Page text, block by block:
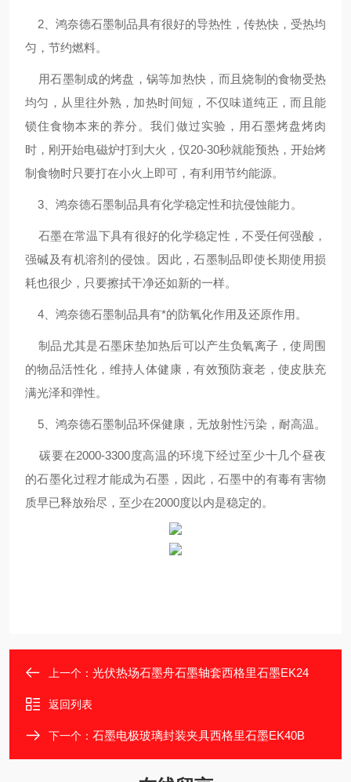
2、鸿奈德石墨制品具有很好的导热性，传热快，受热均
匀，节约燃料。
用石墨制成的烤盘，锅等加热快，而且烧制的食物受热
均匀，从里往外熟，加热时间短，不仅味道纯正，而且能
锁住食物本来的养分。我们做过实验，用石墨烤盘烤肉
时，刚开始电磁炉打到大火，仅20-30秒就能预热，开始烤
制食物时只要打在小火上即可，有利用节约能源。
3、鸿奈德石墨制品具有化学稳定性和抗侵蚀能力。
石墨在常温下具有很好的化学稳定性，不受任何强酸，
强碱及有机溶剂的侵蚀。因此，石墨制品即使长期使用损
耗也很少，只要擦拭干净还如新的一样。
4、鸿奈德石墨制品具有*的防氧化作用及还原作用。
制品尤其是石墨床垫加热后可以产生负氧离子，使周围
的物品活性化，维持人体健康，有效预防衰老，使皮肤充
满光泽和弹性。
5、鸿奈德石墨制品环保健康，无放射性污染，耐高温。
碳要在2000-3300度高温的环境下经过至少十几个昼夜
的石墨化过程才能成为石墨，因此，石墨中的有毒有害物
质早已释放殆尽，至少在2000度以内是稳定的。
上一个： 光伏热场石墨舟石墨轴套西格里石墨EK24
返回列表
下一个： 石墨电极玻璃封装夹具西格里石墨EK40B